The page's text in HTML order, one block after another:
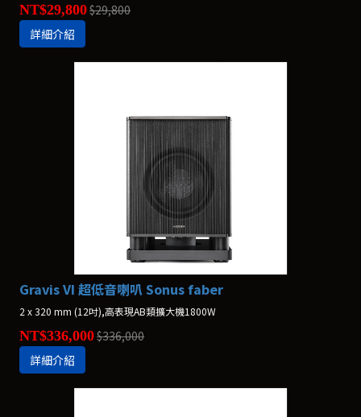
NT$29,800$29,800
詳細介紹
Gravis VI 超低音喇叭 Sonus faber
2 x 320 mm (12吋),高表現AB類擴大機1800W
NT$336,000$336,000
詳細介紹